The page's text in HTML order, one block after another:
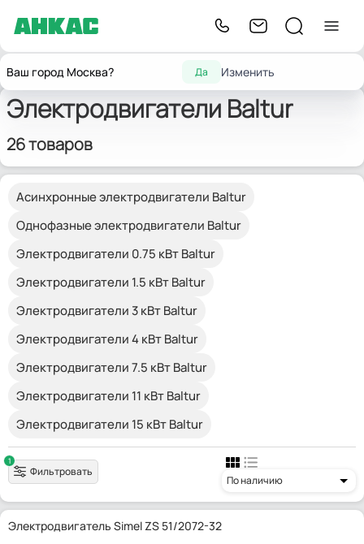
Ваш город Москва? Да Изменить
ГлавнаяЗапчасти для горелок Электродвигатели
Электродвигатели Baltur
26 товаров
Асинхронные электродвигатели Baltur
Однофазные электродвигатели Baltur
Электродвигатели 0.75 кВт Baltur
Электродвигатели 1.5 кВт Baltur
Электродвигатели 3 кВт Baltur
Электродвигатели 4 кВт Baltur
Электродвигатели 7.5 кВт Baltur
Электродвигатели 11 кВт Baltur
Электродвигатели 15 кВт Baltur
1
Фильтровать
По наличию
Электродвигатель Simel ZS 51/2072-32